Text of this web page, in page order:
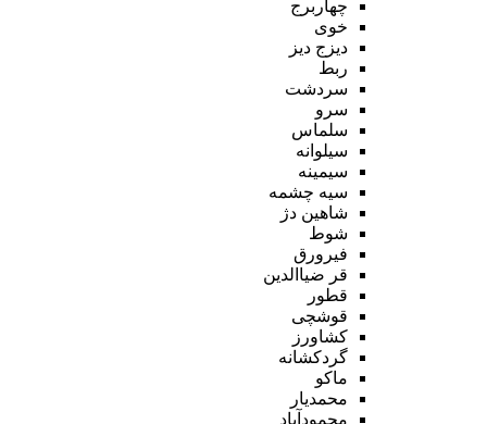
چهاربرج
خوی
دیزج دیز
ربط
سردشت
سرو
سلماس
سیلوانه
سیمینه
سیه چشمه
شاهین دژ
شوط
فیرورق
قر ضیاالدین
قطور
قوشچی
کشاورز
گردکشانه
ماکو
محمدیار
محمودآباد